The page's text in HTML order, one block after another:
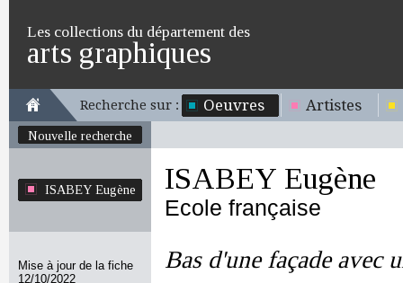
Les collections du département des
arts graphiques
Recherche sur : Oeuvres Artistes
Nouvelle recherche
ISABEY Eugène
Mise à jour de la fiche
12/10/2022
ISABEY Eugène
Ecole française
Bas d'une façade avec